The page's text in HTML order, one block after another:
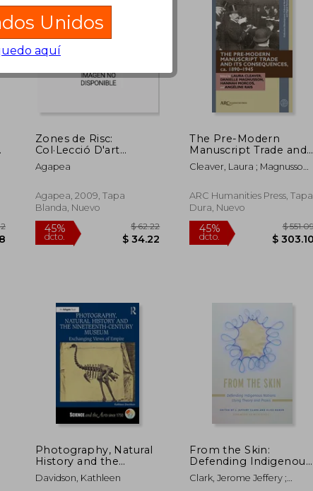
$ 36.29 45% $ 36.29
$ 58.32
Zones de Risc:
Col·Lecció D'art
Contemporani
Fundació "la Caixa" (en
Agapea
Agapea, 2009, Tapa
Blanda, Nuevo
45% $ 62.22
The Pre-Modern
Manuscript Trade and
Its Consequences, Ca.
1890-1945 (en Inglés)
Cleaver, Laura ; Magnusson,
ARC Humanities Press, Tapa
Dura, Nuevo
45%
Photography, Natural
History and the
Nineteenth-Century
Museum: Exchanging
Davidson, Kathleen
From the Skin:
Defending Indigenous
Nations Using Theory
and Praxis (en Inglés)
Clark, Jerome Jeffery ;
Unidos
aquí